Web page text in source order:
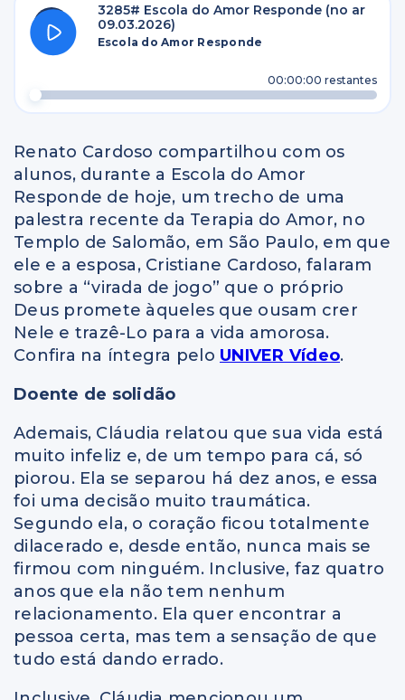
3285# Escola do Amor Responde (no ar
09.03.2026)
Escola do Amor Responde
00:00:00 restantes
Renato Cardoso compartilhou com os
alunos, durante a Escola do Amor
Responde de hoje, um trecho de uma
palestra recente da Terapia do Amor, no
Templo de Salomão, em São Paulo, em que
ele e a esposa, Cristiane Cardoso, falaram
sobre a “virada de jogo” que o próprio
Deus promete àqueles que ousam crer
Nele e trazê-Lo para a vida amorosa.
Confira na íntegra pelo UNIVER Vídeo.
Doente de solidão
Ademais, Cláudia relatou que sua vida está
muito infeliz e, de um tempo para cá, só
piorou. Ela se separou há dez anos, e essa
foi uma decisão muito traumática.
Segundo ela, o coração ficou totalmente
dilacerado e, desde então, nunca mais se
firmou com ninguém. Inclusive, faz quatro
anos que ela não tem nenhum
relacionamento. Ela quer encontrar a
pessoa certa, mas tem a sensação de que
tudo está dando errado.